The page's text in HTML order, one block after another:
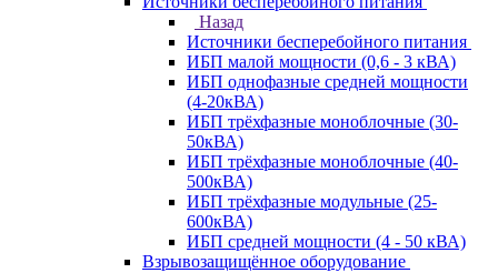
Назад
Источники бесперебойного питания
ИБП малой мощности (0,6 - 3 кВА)
ИБП однофазные средней мощности
(4-20кВА)
ИБП трёхфазные моноблочные (30-
50кВА)
ИБП трёхфазные моноблочные (40-
500кВА)
ИБП трёхфазные модульные (25-
600кВА)
ИБП средней мощности (4 - 50 кВА)
Взрывозащищённое оборудование